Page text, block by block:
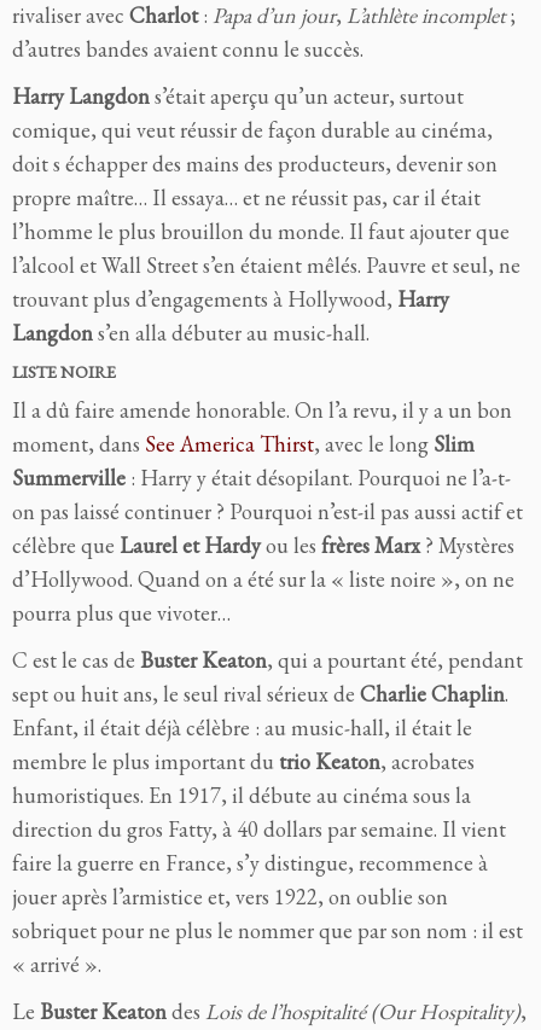
rivaliser avec Charlot: Papa d’un jour, L’athlète incomplet;
d’autres bandes avaient connu le succès.
Harry Langdons’était aperçu qu’un acteur, surtout
comique, qui veut réussir de façon durable au cinéma,
doit s échapper des mains des producteurs, devenir son
propre maître… Il essaya… et ne réussit pas, car il était
l’homme le plus brouillon du monde. Il faut ajouter que
l’alcool et Wall Street s’en étaient mêlés. Pauvre et seul, ne
trouvant plus d’engagements à Hollywood, Harry
Langdons’en alla débuter au music-hall.
LISTE NOIRE
Il a dû faire amende honorable. On l’a revu, il y a un bon
moment, dans See America Thirst, avec le long Slim
Summerville : Harry y était désopilant. Pourquoi ne l’a-t-
on pas laissé continuer ? Pourquoi n’est-il pas aussi actif et
célèbre que Laurel et Hardyou les frères Marx? Mystères
d’Hollywood. Quand on a été sur la « liste noire », on ne
pourra plus que vivoter…
C est le cas de Buster Keaton, qui a pourtant été, pendant
sept ou huit ans, le seul rival sérieux de Charlie Chaplin.
Enfant, il était déjà célèbre : au music-hall, il était le
membre le plus important du trio Keaton, acrobates
humoristiques. En 1917, il débute au cinéma sous la
direction du gros Fatty, à 40 dollars par semaine. Il vient
faire la guerre en France, s’y distingue, recommence à
jouer après l’armistice et, vers 1922, on oublie son
sobriquet pour ne plus le nommer que par son nom : il est
« arrivé ».
Le Buster Keatondes Lois de l’hospitalité (Our Hospitality),